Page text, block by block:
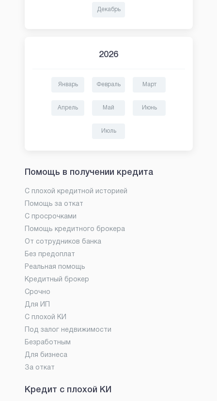
Декабрь
2026
Январь Февраль Март
Апрель Май Июнь
Июль
Помощь в получении кредита
С плохой кредитной историей
Помощь за откат
С просрочками
Помощь кредитного брокера
От сотрудников банка
Без предоплат
Реальная помощь
Кредитный брокер
Срочно
Для ИП
С плохой КИ
Под залог недвижимости
Безработным
Для бизнеса
За откат
Кредит с плохой КИ